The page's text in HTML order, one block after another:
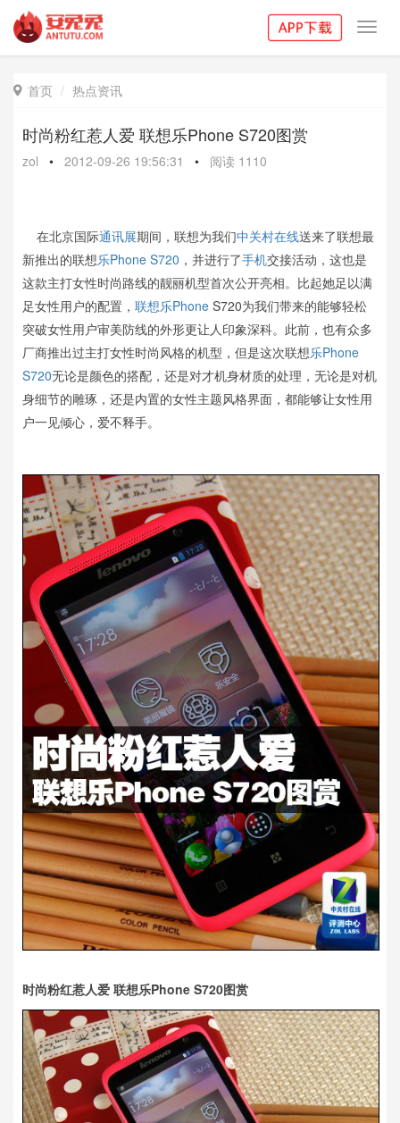
 首页 热点资讯
时尚粉红惹人爱 联想乐Phone S720图赏
zol • 2012-09-26 19:56:31 • 阅读 1110
在北京国际通讯展期间，联想为我们中关村在线送来了联想最
新推出的联想乐Phone S720 ，并进行了手机交接活动，这也是
这款主打女性时尚路线的靓丽机型首次公开亮相。比起她足以满
足女性用户的配置， 联想乐Phone S720为我们带来的能够轻松
突破女性用户审美防线的外形更让人印象深科。此前，也有众多
厂商推出过主打女性时尚风格的机型，但是这次联想乐Phone
S720无论是颜色的搭配，还是对才机身材质的处理，无论是对机
身细节的雕琢，还是内置的女性主题风格界面，都能够让女性用
户一见倾心，爱不释手。
时尚粉红惹人爱 联想乐Phone S720图赏